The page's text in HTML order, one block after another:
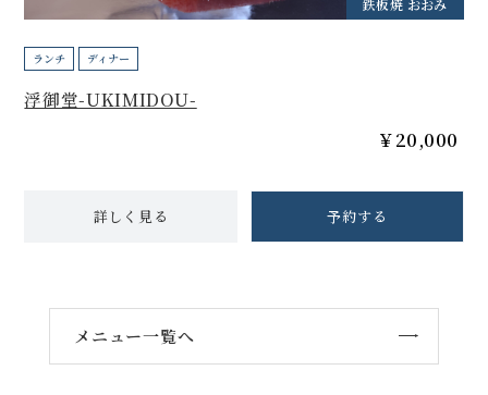
鉄板焼 おおみ
ランチ ディナー
浮御堂-UKIMIDOU-
￥20,000
詳しく見る 予約する
メニュー一覧へ